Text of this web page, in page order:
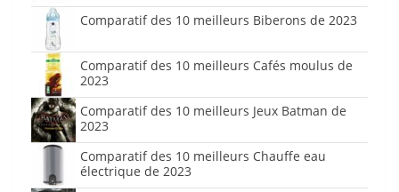
Comparatif des 10 meilleurs Biberons de 2023
Comparatif des 10 meilleurs Cafés moulus de
2023
Comparatif des 10 meilleurs Jeux Batman de
2023
Comparatif des 10 meilleurs Chauffe eau
électrique de 2023